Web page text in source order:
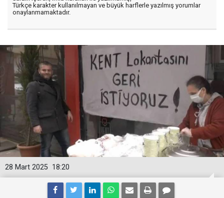
Türkçe karakter kullanılmayan ve büyük harflerle yazılmış yorumlar
onaylanmamaktadır.
18:20
28 Mart 2025